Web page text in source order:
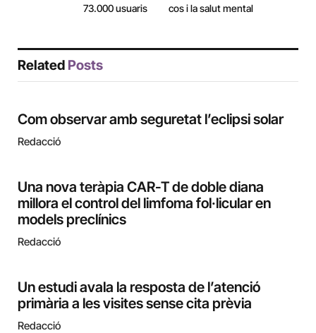
73.000 usuaris
cos i la salut mental
Related Posts
Com observar amb seguretat l’eclipsi solar
Redacció
Una nova teràpia CAR-T de doble diana
millora el control del limfoma fol·licular en
models preclínics
Redacció
Un estudi avala la resposta de l’atenció
primària a les visites sense cita prèvia
Redacció